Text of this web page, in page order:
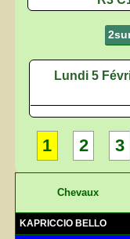
Lundi 5
1 2 3
Chevaux
KAPRICCIO BELLO